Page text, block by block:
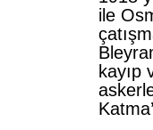
ile
kayıp